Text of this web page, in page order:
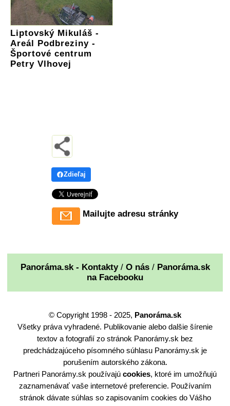
Liptovský Mikuláš -
Areál Podbreziny -
Športové centrum
Petry Vlhovej
Zdieľaj
Mailujte adresu stránky
Panoráma.sk - Kontakty/ O nás/ Panoráma.sk
na Facebooku
© Copyright 1998 - 2025, Panoráma.sk
Všetky práva vyhradené. Publikovanie alebo dalšie šírenie
textov a fotografií zo stránok Panorámy.sk bez
predchádzajúceho písomného súhlasu Panorámy.sk je
porušením autorského zákona.
Partneri Panorámy.sk používajú cookies, ktoré im umožňujú
zaznamenávať vaše internetové preferencie. Používaním
stránok dávate súhlas so zapisovaním cookies do Vášho